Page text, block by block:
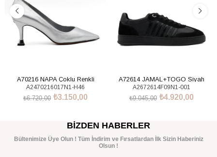
A70216 NAPA Çoklu Renkli
A2470216017N1-H46
₺3.150,00
₺6.720,00
A72614 JAMAL+TOGO Siyah
Sneakers Ayakkabı
A2672614F09N1-001
₺4.920,00
₺9.045,00
BIZDEN HABERLER
Bültenimize Üye Olun ! Tüm İndirim ve Fırsatlardan İlk Sizin Haberiniz
Olsun !